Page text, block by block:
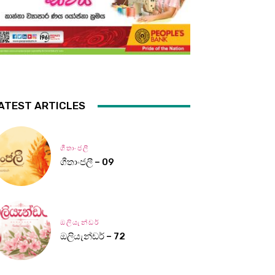
ARTICLES
ගීතාංජලී
ගීතාංජලී – 09
ඔලියැන්ඩර්
ඔලියැන්ඩර් – 72